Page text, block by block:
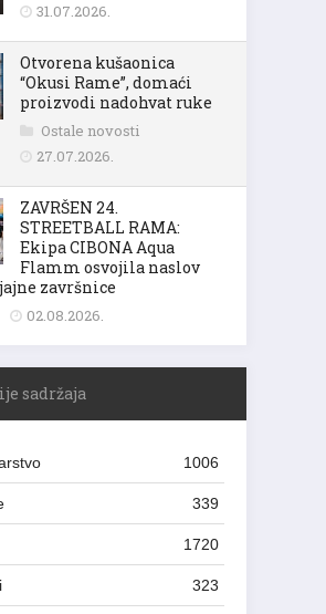
31.07.2026.
Otvorena kušaonica
“Okusi Rame”, domaći
proizvodi nadohvat ruke
Ostale novosti
27.07.2026.
ZAVRŠEN 24.
STREETBALL RAMA:
Ekipa CIBONA Aqua
Flamm osvojila naslov
završnice
02.08.2026.
sadržaja
1006
339
1720
323